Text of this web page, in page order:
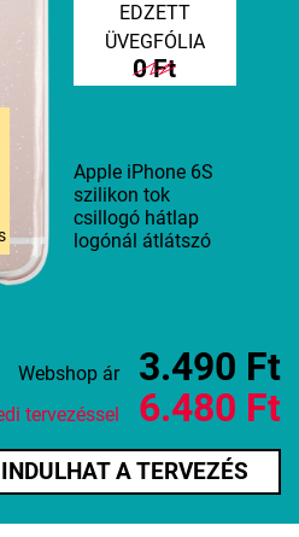
EDZETT
ÜVEGFÓLIA
0 Ft
Apple iPhone 6S
szilikon tok
csillogó hátlap
logónál átlátszó
Webshop ár 3.490 Ft
tervezéssel 6.480 Ft
INDULHAT A TERVEZÉS